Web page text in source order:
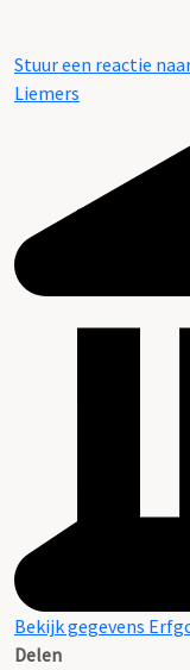
Stuur een reactie
Liemers
Bekijk gegevens
Delen